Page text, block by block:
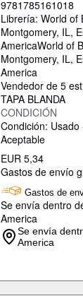
9781785161018
Librería: World of
Montgomery, IL,
AmericaWorld of
Montgomery, IL,
America
Vendedor de 5
TAPA BLANDA
CONDICIÓN
Condición:
Aceptable
EUR 5,34
Gastos de envío
Gastos de
Se envía dentro
America
Se envía
America